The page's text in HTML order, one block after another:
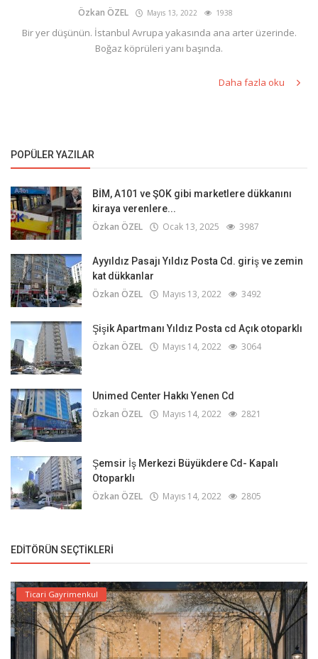
Özkan ÖZEL Mayıs 13, 2022 1938
Bir yer düşünün. İstanbul Avrupa yakasında ana arter üzerinde.
Boğaz köprüleri yanı başında.
Daha fazla oku
POPÜLER YAZILAR
BİM, A101 ve ŞOK gibi marketlere dükkanını
kiraya verenlere...
Özkan ÖZEL Ocak 13, 2025 3987
Ayyıldız Pasajı Yıldız Posta Cd. giriş ve zemin
kat dükkanlar
Özkan ÖZEL Mayıs 13, 2022 3492
Şişik Apartmanı Yıldız Posta cd Açık otoparklı
Özkan ÖZEL Mayıs 14, 2022 3064
Unimed Center Hakkı Yenen Cd
Özkan ÖZEL Mayıs 14, 2022 2821
Şemsir İş Merkezi Büyükdere Cd- Kapalı
Otoparklı
Özkan ÖZEL Mayıs 14, 2022 2805
EDITÖRÜN SEÇTIKLERI
Ticari Gayrimenkul